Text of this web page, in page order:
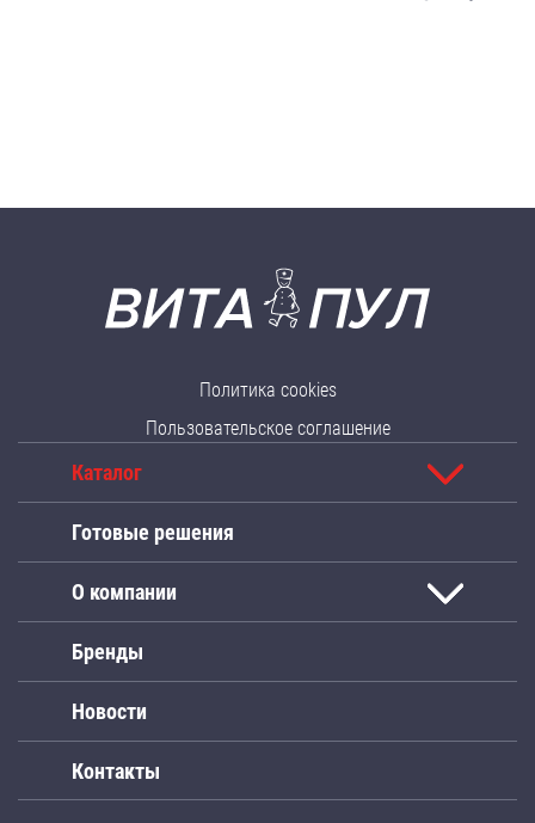
Политика cookies
Пользовательское соглашение
Каталог
Готовые решения
О компании
Бренды
Новости
Контакты